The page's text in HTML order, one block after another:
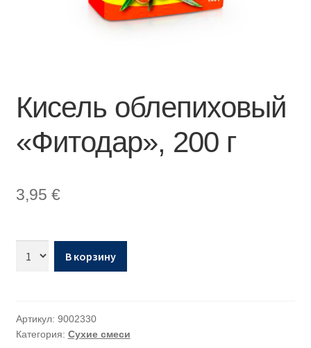
Кисель облепиховый
«Фитодар», 200 г
3,95 €
В корзину
Артикул: 9002330
Категория: Сухие смеси